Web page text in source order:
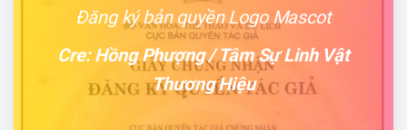
Đăng ký bản quyền Logo Mascot
Cre: Hồng Phượng / Tâm Sự Linh Vật
Thương Hiệu